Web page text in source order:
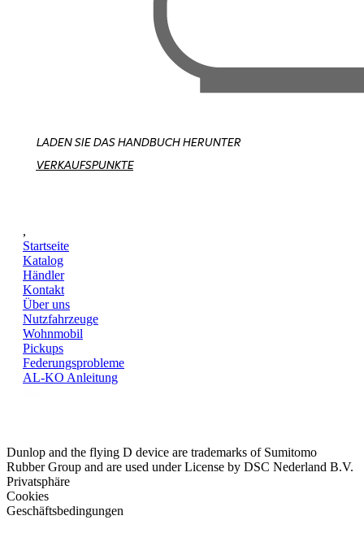
LADEN SIE DAS HANDBUCH HERUNTER
VERKAUFSPUNKTE
,
Startseite
Katalog
Händler
Kontakt
Über uns
Nutzfahrzeuge
Wohnmobil
Pickups
Federungsprobleme
AL-KO Anleitung
Dunlop and the flying D device are trademarks of Sumitomo
Rubber Group and are used under License by DSC Nederland B.V.
Privatsphäre
Cookies
Geschäftsbedingungen